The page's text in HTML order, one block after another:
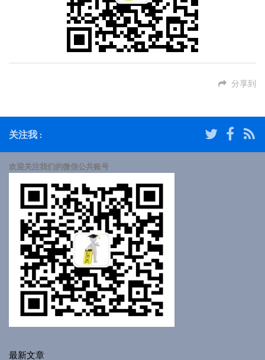
分享到
关注我 :
欢迎关注我们的微信公共账号
最新文章